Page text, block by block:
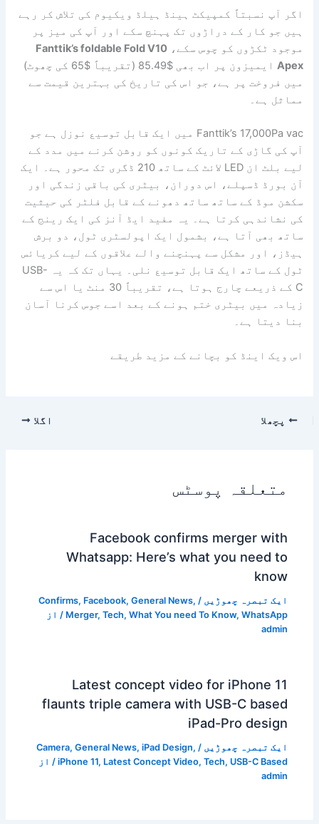
اگر آپ نسبتاً کمپیکٹ ہینڈ ہیلڈ ویکیوم کی تلاش کر رہے
ہیں جو کار کے دراڑوں تک پہنچ سکے اور آپ کی میز پر
موجود ٹکڑوں کو چوس سکے،Fanttik’s foldable Fold V10
Apex
ایمیزون پر اب بھی $85.49 (تقریباً $65 کی چھوٹ)
میں فروخت پر ہے، جو اس کی تاریخ کی بہترین قیمت سے
مماثل ہے۔
Fanttik’s 17,000Pa vac میں ایک قابل توسیع نوزل ​​ہے جو
آپ کی گاڑی کے تاریک کونوں کو روشن کرنے میں مدد کے
لیے بلٹ ان LED لائٹ کے ساتھ 210 ڈگری تک محور ہے۔ ایک
آن بورڈ ڈسپلے، اس دوران، بیٹری کی باقی زندگی اور
سکشن موڈ کے ساتھ ساتھ دھونے کے قابل فلٹر کی حیثیت
کی نشاندہی کرتا ہے۔ یہ مفید ایڈ آنز کی ایک رینج کے
ساتھ بھی آتا ہے، بشمول ایک اپولسٹری ٹول، دو برش
ہیڈز، اور مشکل سے پہنچنے والے علاقوں کے لیے کریائس
ٹول کے ساتھ ایک قابل توسیع نلی۔ یہاں تک کہ یہ USB-
C کے ذریعے چارج ہوتا ہے، تقریباً 30 منٹ یا اس سے
زیادہ میں بیٹری ختم ہونے کے بعد اسے جوس کرنا آسان
بنا دیتا ہے۔
اس ویک اینڈ کو بچانے کے مزید طریقے
پچھلا اگلا
متعلقہ پوسٹس
Facebook confirms merger with
Whatsapp: Here’s what you need to
know
ایک تبصرہ چھوڑیں /
Confirms, Facebook, General News,
Merger, Tech, What You need To Know, WhatsApp
/ از
admin
Latest concept video for iPhone 11
flaunts triple camera with USB-C based
iPad-Pro design
ایک تبصرہ چھوڑیں /
Camera, General News, iPad Design,
iPhone 11, Latest Concept Video, Tech, USB-C Based
/ از
admin